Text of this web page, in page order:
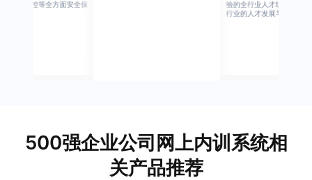
、权限管控等全方面安全保
验的全行业人才组成，涉猎
行业的人才发展与培养模块
500强企业公司网上内训系统相
关产品推荐